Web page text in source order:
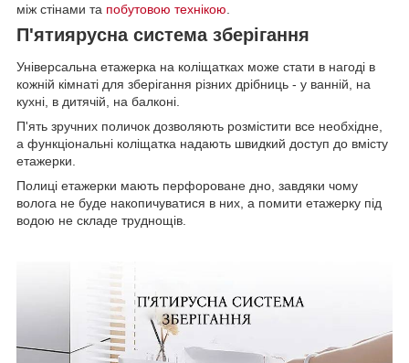
між стінами та побутовою технікою
П'ятиярусна система зберігання
Універсальна етажерка на коліщатках може стати в нагоді в
кожній кімнаті для зберігання різних дрібниць - у ванній, на
кухні, в дитячій, на балконі.
П'ять зручних поличок дозволяють розмістити все необхідне,
а функціональні коліщатка надають швидкий доступ до вмісту
етажерки.
Полиці етажерки мають перфороване дно, завдяки чому
волога не буде накопичуватися в них, а помити етажерку під
водою не складе труднощів.